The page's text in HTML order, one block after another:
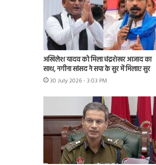
अखिलेश यादव को मिला चंद्रशेखर आजाद का
साथ, नगीना सांसद ने सपा के सुर में मिलाए सुर
30 July 2026 - 3:03 PM